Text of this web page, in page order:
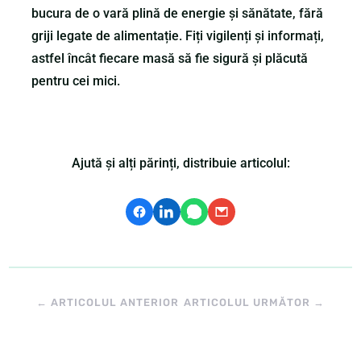
bucura de o vară plină de energie și sănătate, fără
griji legate de alimentație. Fiți vigilenți și informați,
astfel încât fiecare masă să fie sigură și plăcută
pentru cei mici.
Ajută și alți părinți, distribuie articolul:
← ARTICOLUL ANTERIOR ARTICOLUL URMĂTOR →